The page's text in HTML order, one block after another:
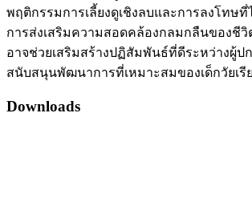
พฤติกรรมการเลี้ยงดูเชิงลบและการลงโทษ
การส่งเสริมความสอดคล้องกลมกลืนของชีวิ
อาจช่วยเสริมสร้างปฏิสัมพันธ์ที่ดีระหว่างผู้ป
สนับสนุนพัฒนาการที่เหมาะสมของเด็กวัยเ
Downloads